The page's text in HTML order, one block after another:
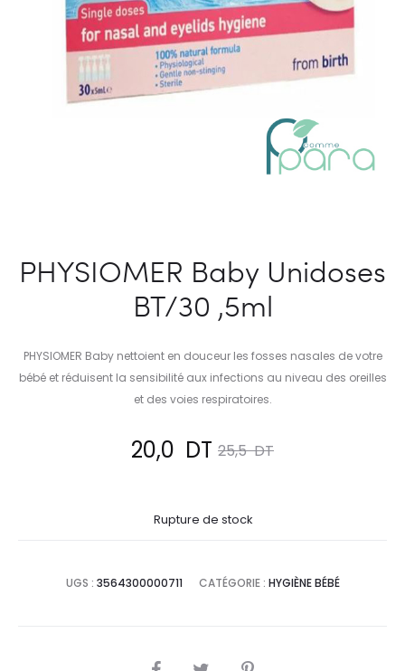
PHYSIOMER Baby Unidoses
BT/30 ,5ml
PHYSIOMER Baby nettoient en douceur les fosses nasales de votre
bébé et réduisent la sensibilité aux infections au niveau des oreilles
et des voies respiratoires.
25,5DT
Le
initial
était :
20,0 DT
est :
Rupture de stock
UGS : 3564300000711 CATÉGORIE : HYGIÈNE BÉBÉ
SHARE